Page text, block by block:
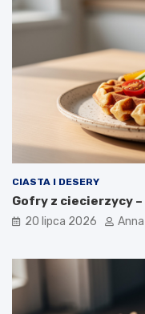
CIASTA I DESERY
Gofry z ciecierzycy
20 lipca 2026